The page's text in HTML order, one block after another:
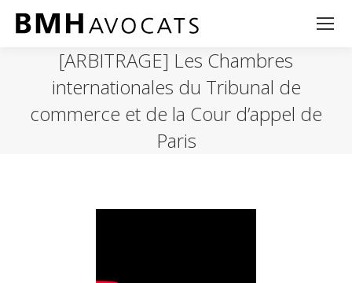
[ARBITRAGE] Les Chambres
internationales du Tribunal de
commerce et de la Cour d’appel de
Paris